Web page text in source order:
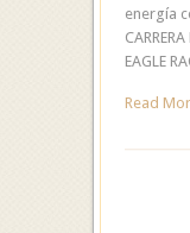
energía
EAGLE
Read